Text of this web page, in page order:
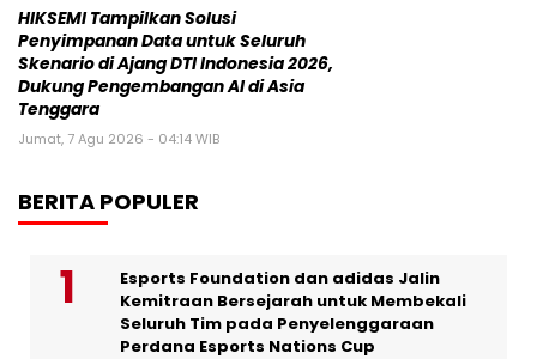
HIKSEMI Tampilkan Solusi
Penyimpanan Data untuk Seluruh
Skenario di Ajang DTI Indonesia 2026,
Dukung Pengembangan AI di Asia
Tenggara
Jumat, 7 Agu 2026 - 04:14 WIB
BERITA POPULER
Esports Foundation dan adidas Jalin
Kemitraan Bersejarah untuk Membekali
Seluruh Tim pada Penyelenggaraan
Perdana Esports Nations Cup